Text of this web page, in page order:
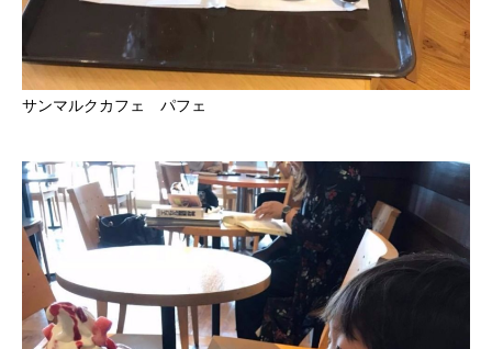
サンマルクカフェ パフェ